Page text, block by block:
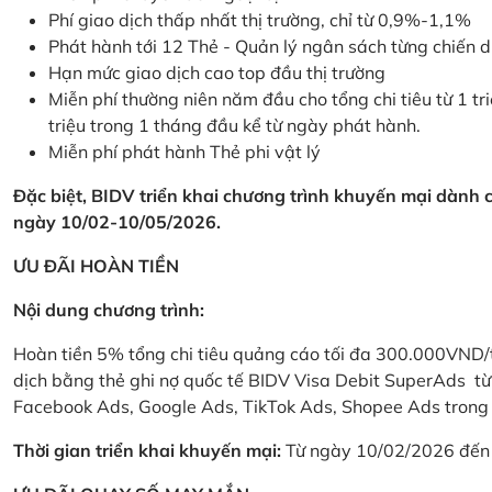
Phí giao dịch thấp nhất thị trường, chỉ từ 0,9%-1,1%
Phát hành tới 12 Thẻ - Quản lý ngân sách từng chiến
Hạn mức giao dịch cao top đầu thị trường
Miễn phí thường niên năm đầu cho tổng chi tiêu từ 1
triệu trong 1 tháng đầu kể từ ngày phát hành.
Miễn phí phát hành Thẻ phi vật lý
Đặc biệt, BIDV triển khai chương trình khuyến mại
ngày 10/02-10/05/2026.
ƯU ĐÃI HOÀN TIỀN
Nội dung chương trình:
Hoàn tiền 5% tổng chi tiêu quảng cáo tối đa
dịch bằng thẻ ghi nợ quốc tế BIDV Visa Debit SuperAds
Facebook Ads, Google Ads, TikTok Ads, Shopee Ads
Thời gian triển khai khuyến mại: Từ ngày 10/02/2026